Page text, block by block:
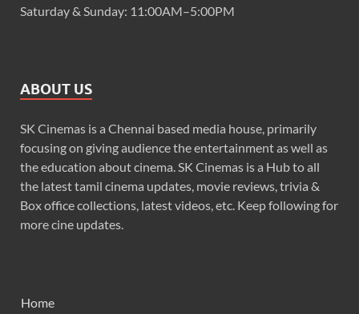
Saturday & Sunday: 11:00AM–5:00PM
ABOUT US
SK Cinemas is a Chennai based media house, primarily
focusing on giving audience the entertainment as well as
the education about cinema. SK Cinemas is a Hub to all
the latest tamil cinema updates, movie reviews, trivia &
Box office collections, latest videos, etc. Keep following for
more cine updates.
Home